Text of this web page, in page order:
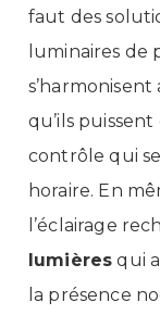
faut des
luminaires de
s’harmonisent
qu’ils puissent
contrôle qui
horaire. En
l’éclairage
lumières qui
la présence